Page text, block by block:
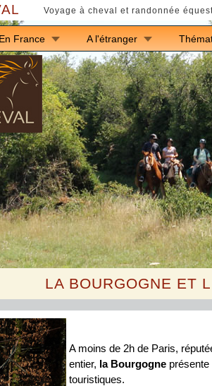
Voyage à cheval et randonnée
En France A l'étranger
LA BOURGOGNE ET
A moins de 2h de Paris,
entier, la Bourgogne
touristiques.